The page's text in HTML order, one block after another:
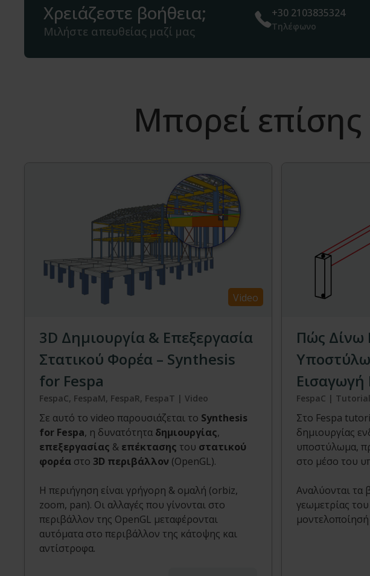
Χρειάζεστε βοήθεια;
Μιλήστε απευθείας μαζί μας
+30 2103835324
Τηλέφωνο
Μπορεί
Video
3D Δημιουργία & Επεξεργασία
Στατικού Φορέα – Synthesis
for Fespa
FespaC, FespaM, FespaR, FespaT | Video
Σε αυτό το video παρουσιάζεται το Synthesis
for Fespa, η δυνατότητα δημιουργίας,
επεξεργασίας & επέκτασης του στατικού
φορέα στο 3D περιβάλλον (OpenGL).
Η περιήγηση είναι γρήγορη & ομαλή (orbiz,
zoom, pan). Οι αλλαγές που γίνονται στο
περιβάλλον της OpenGL μεταφέρονται
αυτόματα στο περιβάλλον της κάτοψης και
αντίστροφα.
Πώς Δίνω
FespaC | Tutorial
Στο Fespa
δημιουργίας
υποστύλωμα,
στο μέσο του
Αναλύονται τα
γεωμετρίας